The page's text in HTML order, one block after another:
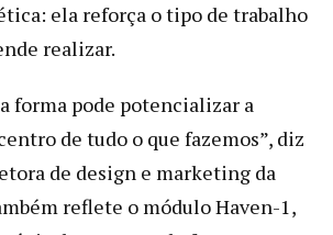
ela reforça o tipo de trabalho
realizar.
forma pode potencializar a
de tudo o que fazemos”, diz
de design e marketing da
reflete o módulo Haven-1,